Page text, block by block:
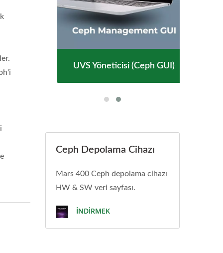
UVS Yöneticisi (Ceph GUI)
Ceph Depolama Cihazı
Mars 400 Ceph depolama cihazı
HW & SW veri sayfası.
İNDIRMEK